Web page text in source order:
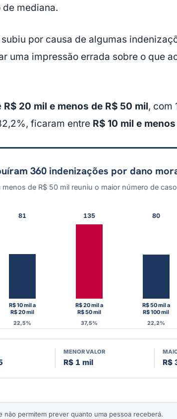
mediana.
subiu por causa de algumas
uma impressão errada sobre o que
R$ 20 mil e menos de R$ 50 mil, com
ficaram entre R$ 10 mil e
360 indenizações por dano
menos de R$ 50 mil reuniu o maior número de
81
R$ 10 mil a
R$ 20 mil
22,5%
135
R$ 20 mil a
R$ 50 mil
37,5%
80
R$ 50 mil a
R$ 100 mil
22,2%
MENOR VALOR
R$ 1 mil R$
permitem prever quanto uma pessoa receberá.